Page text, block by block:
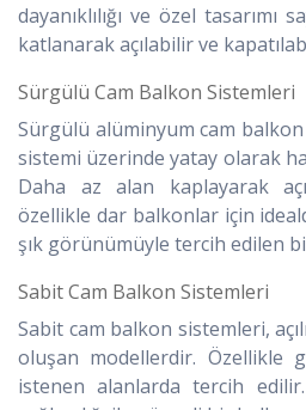
dayanıklılığı ve özel tasarımı
katlanarak açılabilir ve
Sürgülü Cam Balkon Sistemleri
Sürgülü alüminyum cam
sistemi üzerinde yatay olarak
Daha az alan kaplayarak
özellikle dar balkonlar için
şık görünümüyle tercih edilen
Sabit Cam Balkon Sistemleri
Sabit cam balkon sistemleri,
oluşan modellerdir. Özellikle
istenen alanlarda tercih